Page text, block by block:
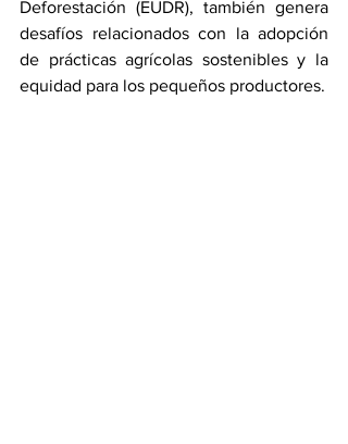
Deforestación (EUDR), también genera
desafíos relacionados con la adopción
de prácticas agrícolas sostenibles y la
equidad para los pequeños productores.